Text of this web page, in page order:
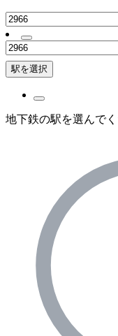
駅を選択
地下鉄の駅を選んでく